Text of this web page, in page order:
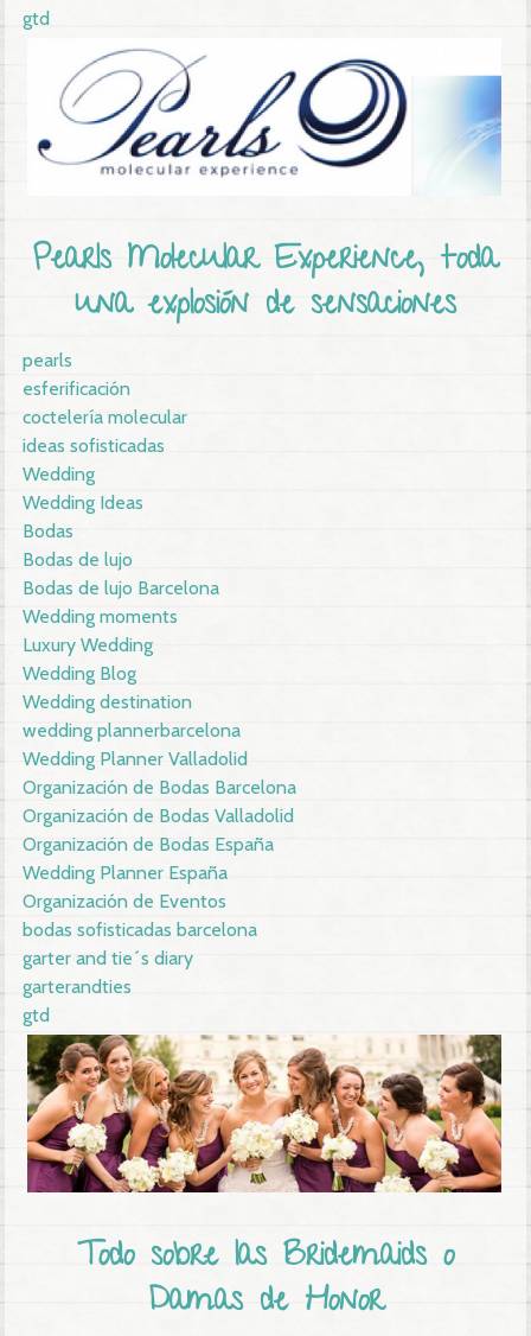
gtd
Pearls Molecular Experience, toda
una explosión de sensaciones
pearls
esferificación
coctelería molecular
ideas sofisticadas
Wedding
Wedding Ideas
Bodas
Bodas de lujo
Bodas de lujo Barcelona
Wedding moments
Luxury Wedding
Wedding Blog
Wedding destination
wedding plannerbarcelona
Wedding Planner Valladolid
Organización de Bodas Barcelona
Organización de Bodas Valladolid
Organización de Bodas España
Wedding Planner España
Organización de Eventos
bodas sofisticadas barcelona
garter and tie´s diary
garterandties
gtd
Todo sobre las Bridemaids o
Damas de Honor